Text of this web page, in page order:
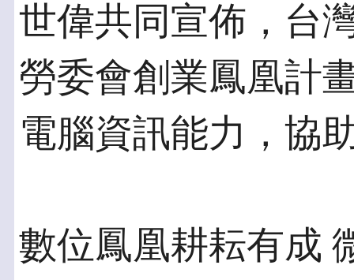
世偉共同宣佈，台
勞委會創業鳳凰計
電腦資訊能力，協
數位鳳凰耕耘有成